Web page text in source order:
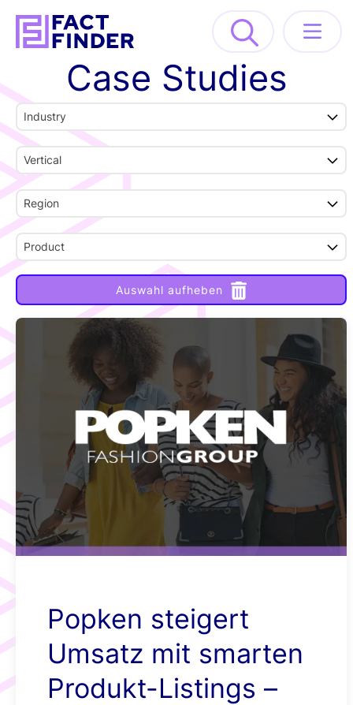
Lösungen
Industrien
Ressourcen
About
DEMO ANFORDERN
Case Studies
Industry
Vertical
Region
Product
Auswahl aufheben
Popken steigert
Umsatz mit smarten
Produkt-Listings –